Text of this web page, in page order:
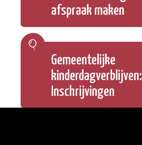
afspraak maken
Gemeentelijke
kinderdagverblijven:
Inschrijvingen